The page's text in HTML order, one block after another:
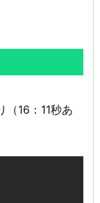
（16：11秒あ